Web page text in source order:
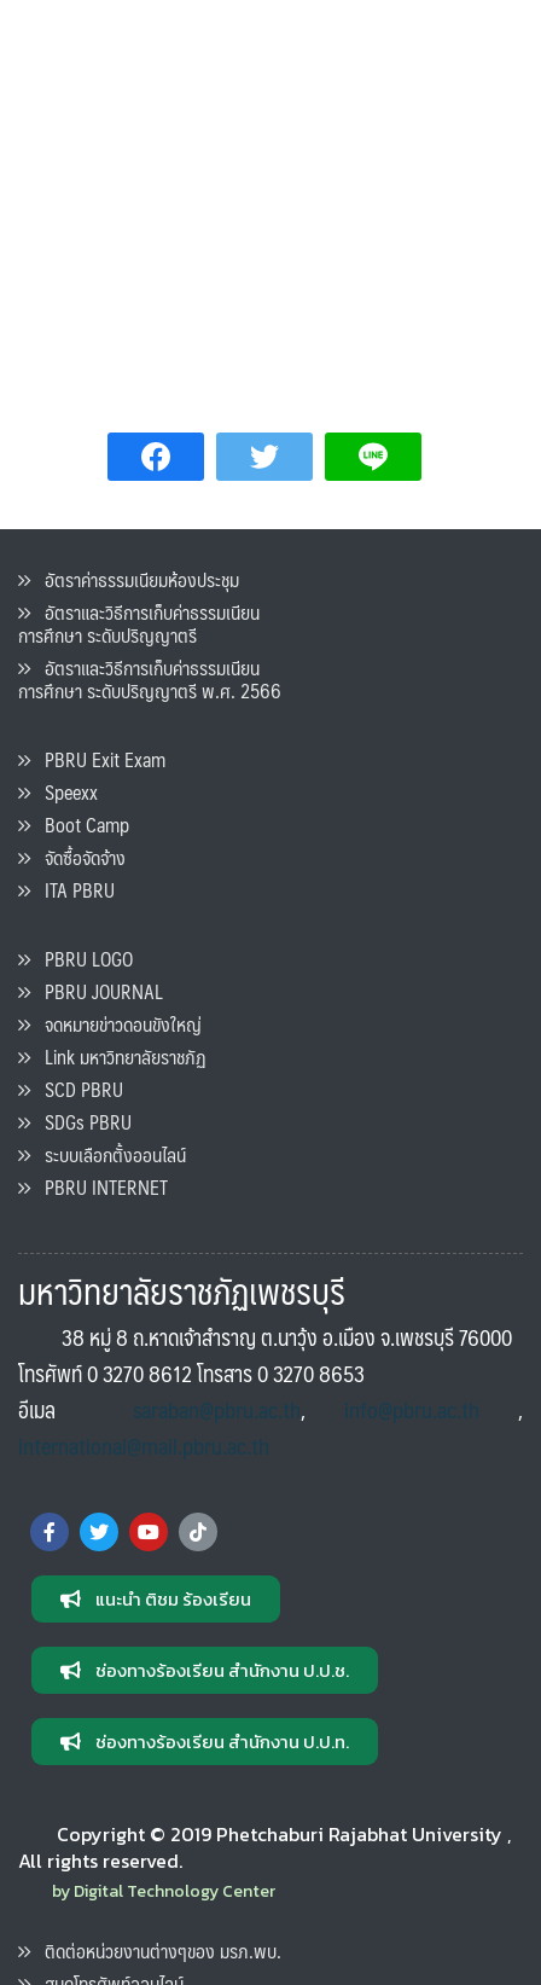
อัตราค่าธรรมเนียมห้องประชุม
อัตราและวิธีการเก็บค่าธรรมเนียน
การศึกษา ระดับปริญญาตรี
อัตราและวิธีการเก็บค่าธรรมเนียน
การศึกษา ระดับปริญญาตรี พ.ศ. 2566
PBRU Exit Exam
Speexx
Boot Camp
จัดซื้อจัดจ้าง
ITA PBRU
PBRU LOGO
PBRU JOURNAL
จดหมายข่าวดอนขังใหญ่
Link มหาวิทยาลัยราชภัฏ
SCD PBRU
SDGs PBRU
ระบบเลือกตั้งออนไลน์
PBRU INTERNET
มหาวิทยาลัยราชภัฏเพชรบุรี
38 หมู่ 8 ถ.หาดเจ้าสำราญ ต.นาวุ้ง อ.เมือง จ.เพชรบุรี 76000
โทรศัพท์ 0 3270 8612 โทรสาร 0 3270 8653
อีเมล saraban@pbru.ac.th, info@pbru.ac.th ,
international@mail.pbru.ac.th
แนะนำ ติชม ร้องเรียน
ช่องทางร้องเรียน สำนักงาน ป.ป.ช.
ช่องทางร้องเรียน สำนักงาน ป.ป.ท.
Copyright © 2019 Phetchaburi Rajabhat University ,
All rights reserved.
by Digital Technology Center
ติดต่อหน่วยงานต่างๆของ มรภ.พบ.